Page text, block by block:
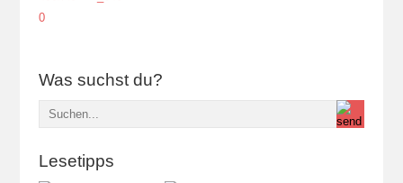
Was suchst du?
Lesetipps